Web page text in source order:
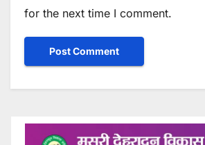
for the next time I comment.